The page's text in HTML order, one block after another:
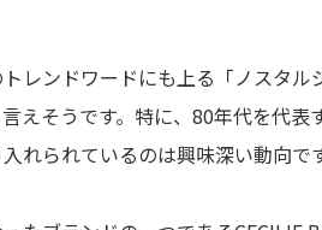
レンドワードにも上る「ノスタ
えそうです。特に、80年代を代
れられているのは興味深い動向です